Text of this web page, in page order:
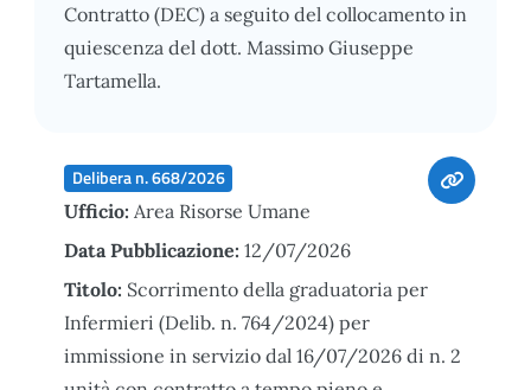
Contratto (DEC) a seguito del collocamento in
quiescenza del dott. Massimo Giuseppe
Tartamella.
Delibera n. 668/2026
Ufficio: Area Risorse Umane
Data Pubblicazione: 12/07/2026
Titolo: Scorrimento della graduatoria per
Infermieri (Delib. n. 764/2024) per
immissione in servizio dal 16/07/2026 di n. 2